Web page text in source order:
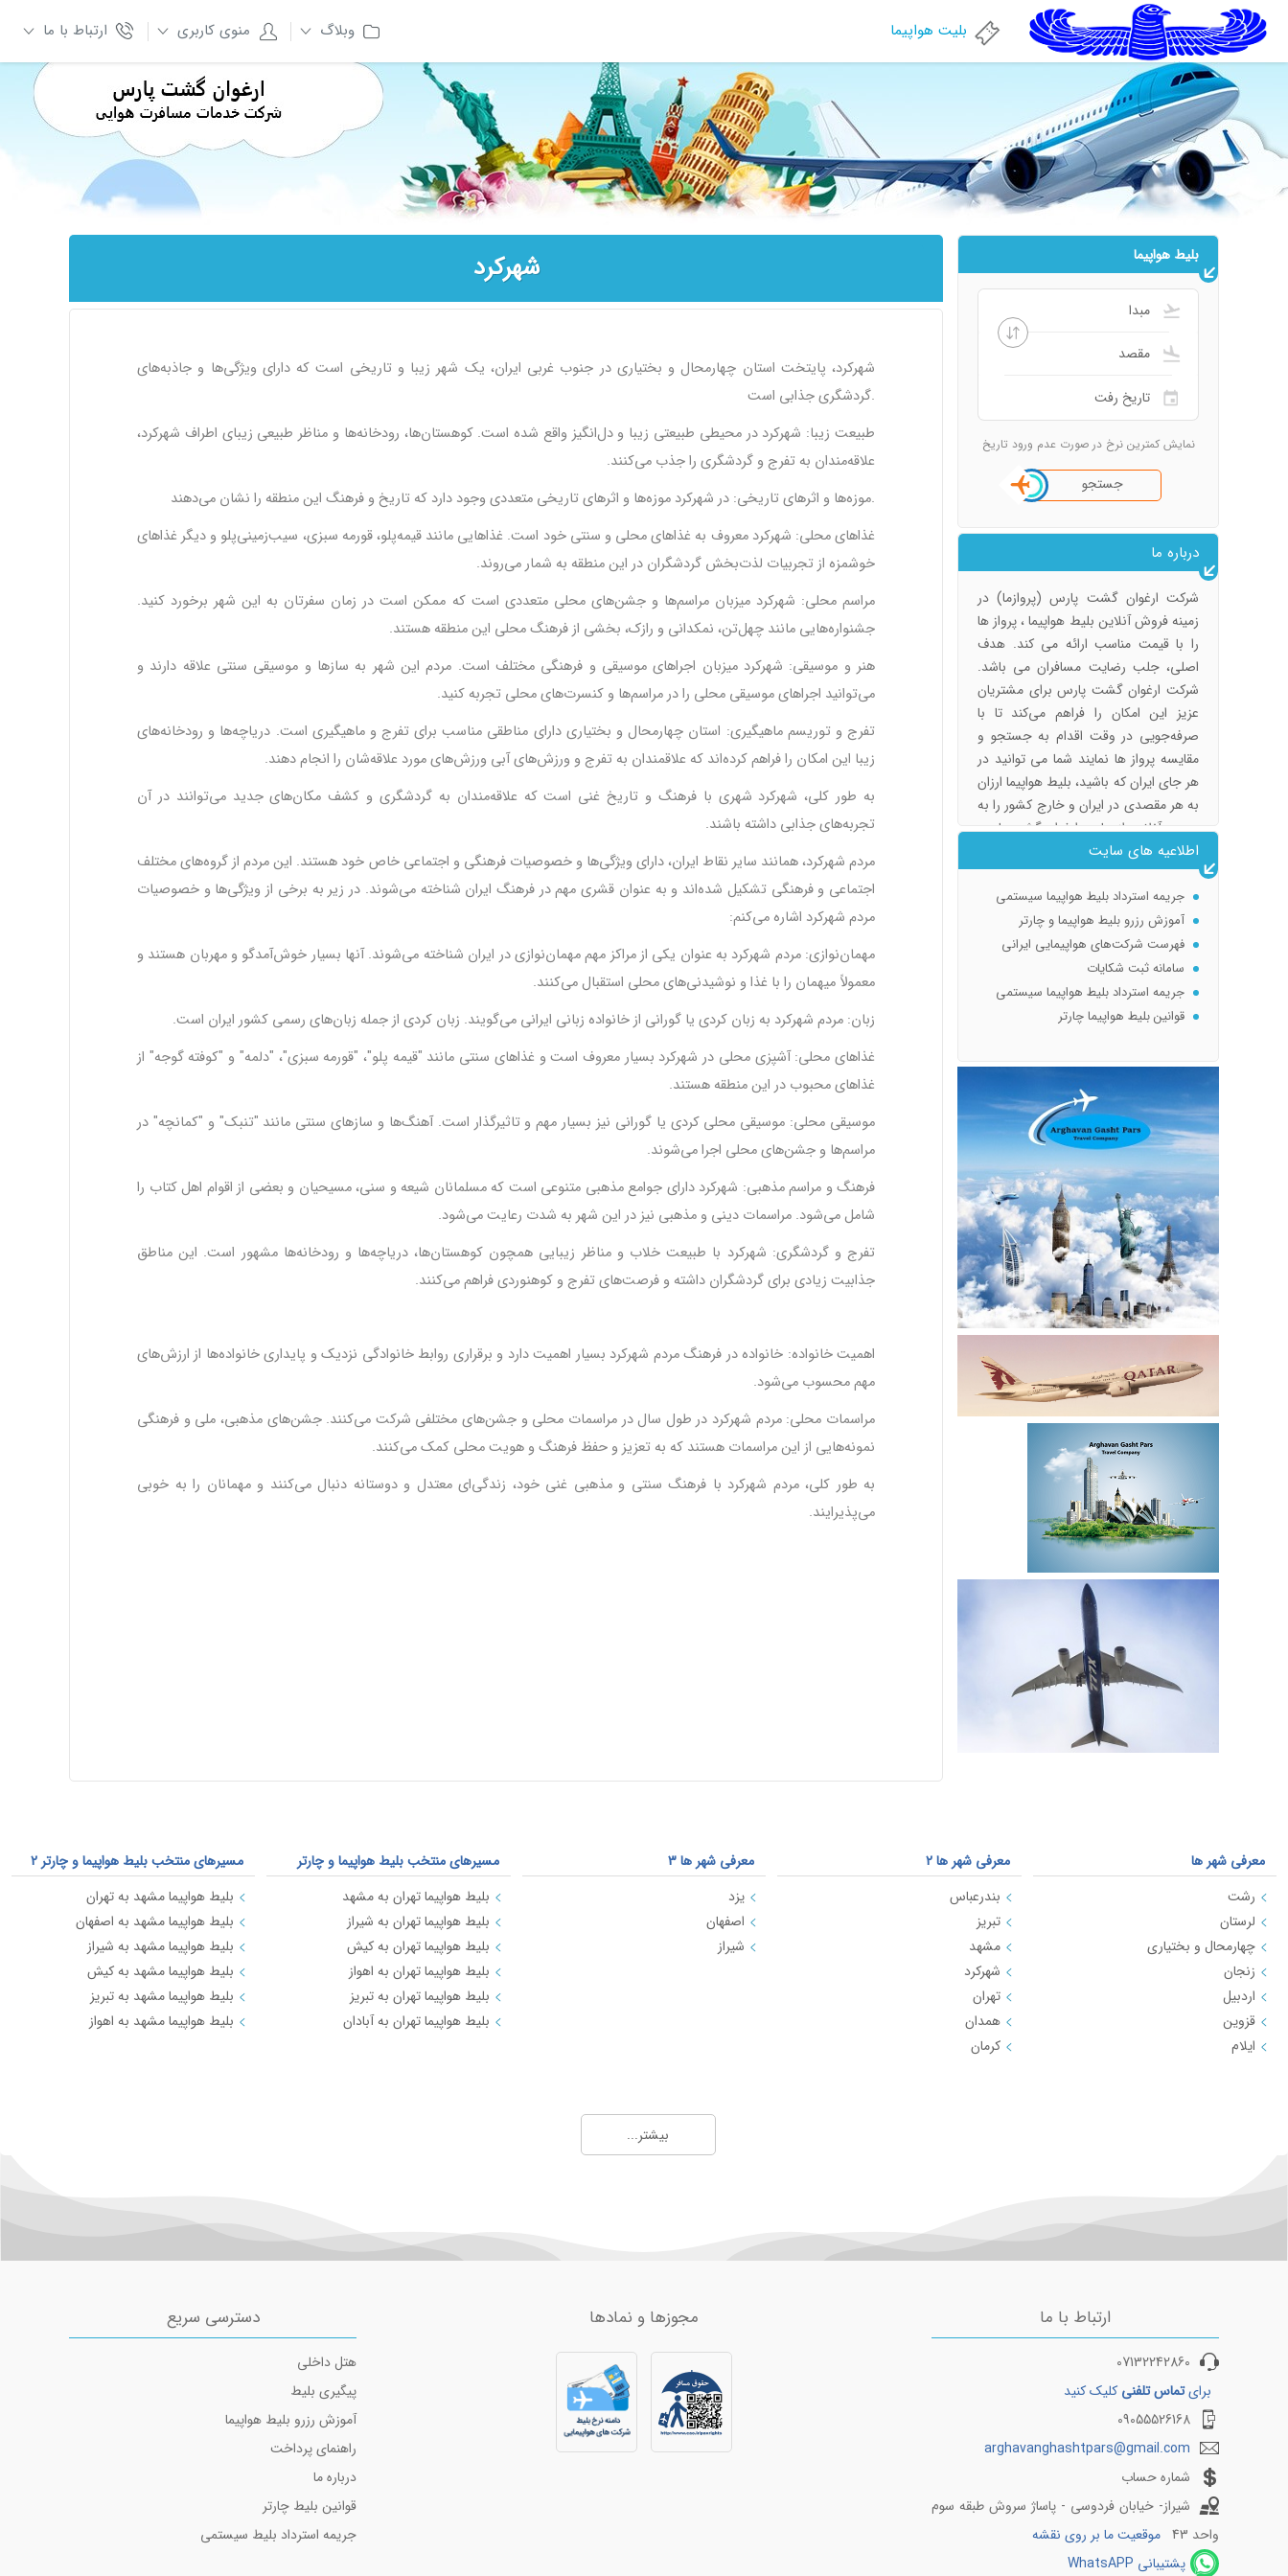
بلیت هواپیما ارتباط با ما منوی کاربری وبلاگ
بلیط هواپیما
نمایش کمترین نرخ در صورت عدم ورود تاریخ
جستجو
درباره ما
شرکت ارغوان گشت پارس (پروازما) در
زمینه فروش آنلاین بلیط هواپیما ، پرواز ها
را با قیمت مناسب ارائه می کند. هدف
اصلی، جلب رضایت مسافران می باشد.
شرکت ارغوان گشت پارس برای مشتریان
عزیز این امکان را فراهم می‌کند تا با
صرفه‌جویی در وقت اقدام به جستجو و
مقایسه پرواز ها نمایند شما می توانید در
هر جای ایران که باشید، بلیط هواپیما ارزان
به هر مقصدی در ایران و خارج کشور را به
صورت آنلاین از سایت ارغوان گشت پارس
(agpfly.ir) تهیه کنید.
اطلاعیه های سایت
جریمه استرداد بلیط هواپیما سیستمی
آموزش رزرو بلیط هواپیما و چارتر
فهرست شرکت‌های هواپیمایی ایرانی
سامانه ثبت شکایات
جریمه استرداد بلیط هواپیما سیستمی
قوانین بلیط هواپیما چارتر
شهرکرد
شهرکرد، پایتخت استان چهارمحال و بختیاری در جنوب غربی ایران، یک شهر زیبا و تاریخی است که دارای ویژگی‌ها و جاذبه‌های
گردشگری جذابی است.
طبیعت زیبا: شهرکرد در محیطی طبیعتی زیبا و دل‌انگیز واقع شده است. کوهستان‌ها، رودخانه‌ها و مناظر طبیعی زیبای اطراف شهرکرد،
علاقه‌مندان به تفرج و گردشگری را جذب می‌کنند.
موزه‌ها و اثرهای تاریخی: در شهرکرد موزه‌ها و اثرهای تاریخی متعددی وجود دارد که تاریخ و فرهنگ این منطقه را نشان می‌دهند.
غذاهای محلی: شهرکرد معروف به غذاهای محلی و سنتی خود است. غذاهایی مانند قیمه‌پلو، قورمه سبزی، سیب‌زمینی‌پلو و دیگر غذاهای
خوشمزه از تجربیات لذت‌بخش گردشگران در این منطقه به شمار می‌روند.
مراسم محلی: شهرکرد میزبان مراسم‌ها و جشن‌های محلی متعددی است که ممکن است در زمان سفرتان به این شهر برخورد کنید.
جشنواره‌هایی مانند چهل‌تن، نمکدانی و رازک، بخشی از فرهنگ محلی این منطقه هستند.
هنر و موسیقی: شهرکرد میزبان اجراهای موسیقی و فرهنگی مختلف است. مردم این شهر به سازها و موسیقی سنتی علاقه دارند و
می‌توانید اجراهای موسیقی محلی را در مراسم‌ها و کنسرت‌های محلی تجربه کنید.
تفرج و توریسم ماهیگیری: استان چهارمحال و بختیاری دارای مناطقی مناسب برای تفرج و ماهیگیری است. دریاچه‌ها و رودخانه‌های
زیبا این امکان را فراهم کرده‌اند که علاقمندان به تفرج و ورزش‌های آبی ورزش‌های مورد علاقه‌شان را انجام دهند.
به طور کلی، شهرکرد شهری با فرهنگ و تاریخ غنی است که علاقه‌مندان به گردشگری و کشف مکان‌های جدید می‌توانند در آن
تجربه‌های جذابی داشته باشند.
مردم شهرکرد، همانند سایر نقاط ایران، دارای ویژگی‌ها و خصوصیات فرهنگی و اجتماعی خاص خود هستند. این مردم از گروه‌های مختلف
اجتماعی و فرهنگی تشکیل شده‌اند و به عنوان قشری مهم در فرهنگ ایران شناخته می‌شوند. در زیر به برخی از ویژگی‌ها و خصوصیات
مردم شهرکرد اشاره می‌کنم:
مهمان‌نوازی: مردم شهرکرد به عنوان یکی از مراکز مهم مهمان‌نوازی در ایران شناخته می‌شوند. آنها بسیار خوش‌آمدگو و مهربان هستند و
معمولاً میهمان را با غذا و نوشیدنی‌های محلی استقبال می‌کنند.
زبان: مردم شهرکرد به زبان کردی یا گورانی از خانواده زبانی ایرانی می‌گویند. زبان کردی از جمله زبان‌های رسمی کشور ایران است.
غذاهای محلی: آشپزی محلی در شهرکرد بسیار معروف است و غذاهای سنتی مانند "قیمه پلو"، "قورمه سبزی"، "دلمه" و "کوفته گوجه" از
غذاهای محبوب در این منطقه هستند.
موسیقی محلی: موسیقی محلی کردی یا گورانی نیز بسیار مهم و تاثیرگذار است. آهنگ‌ها و سازهای سنتی مانند "تنبک" و "کمانچه" در
مراسم‌ها و جشن‌های محلی اجرا می‌شوند.
فرهنگ و مراسم مذهبی: شهرکرد دارای جوامع مذهبی متنوعی است که مسلمانان شیعه و سنی، مسیحیان و بعضی از اقوام اهل کتاب را
شامل می‌شود. مراسمات دینی و مذهبی نیز در این شهر به شدت رعایت می‌شود.
تفرج و گردشگری: شهرکرد با طبیعت خلاب و مناظر زیبایی همچون کوهستان‌ها، دریاچه‌ها و رودخانه‌ها مشهور است. این مناطق
جذابیت زیادی برای گردشگران داشته و فرصت‌های تفرج و کوهنوردی فراهم می‌کنند.
اهمیت خانواده: خانواده در فرهنگ مردم شهرکرد بسیار اهمیت دارد و برقراری روابط خانوادگی نزدیک و پایداری خانواده‌ها از ارزش‌های
مهم محسوب می‌شود.
مراسمات محلی: مردم شهرکرد در طول سال در مراسمات محلی و جشن‌های مختلفی شرکت می‌کنند. جشن‌های مذهبی، ملی و فرهنگی
نمونه‌هایی از این مراسمات هستند که به تعزیز و حفظ فرهنگ و هویت محلی کمک می‌کنند.
به طور کلی، مردم شهرکرد با فرهنگ سنتی و مذهبی غنی خود، زندگی‌ای معتدل و دوستانه دنبال می‌کنند و مهمانان را به خوبی
می‌پذیرایند.
معرفی شهر ها
رشت
لرستان
چهارمحال و بختیاری
زنجان
اردبیل
قزوین
ایلام
معرفی شهر ها 2
بندرعباس
تبریز
مشهد
شهرکرد
تهران
همدان
کرمان
معرفی شهر ها 3
یزد
اصفهان
شیراز
مسیرهای منتخب بلیط هواپیما و چارتر
بلیط هواپیما تهران به مشهد
بلیط هواپیما تهران به شیراز
بلیط هواپیما تهران به کیش
بلیط هواپیما تهران به اهواز
بلیط هواپیما تهران به تبریز
بلیط هواپیما تهران به آبادان
مسیرهای منتخب بلیط هواپیما و چارتر 2
بلیط هواپیما مشهد به تهران
بلیط هواپیما مشهد به اصفهان
بلیط هواپیما مشهد به شیراز
بلیط هواپیما مشهد به کیش
بلیط هواپیما مشهد به تبریز
بلیط هواپیما مشهد به اهواز
بلیط هواپیما کیش به بندرعباس
بلیط هواپیما شیراز به تهران
بلیط هواپیما شیراز به مشهد
بیشتر...
ارتباط با ما
07132242860
برایتماس تلفنی کلیک کنید
09055526168
arghavanghashtpars@gmail.com
شماره حساب
شیراز- خیابان فردوسی - پاساژ سروش طبقه سوم
واحد 43
موقعیت ما بر روی نقشه
پشتیبانی WhatsAPP
مجوزها و نمادها دسترسی سریع
هتل داخلی
پیگیری بلیط
آموزش رزرو بلیط هواپیما
راهنمای پرداخت
درباره ما
قوانین بلیط چارتر
جریمه استرداد بلیط سیستمی